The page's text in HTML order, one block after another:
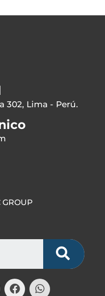
302, Lima - Perú.